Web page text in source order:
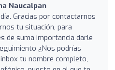
Naucalpan
Gracias por contactarnos
tu situación, para
de suma importancia darle
¿Nos podrías
tu nombre completo,